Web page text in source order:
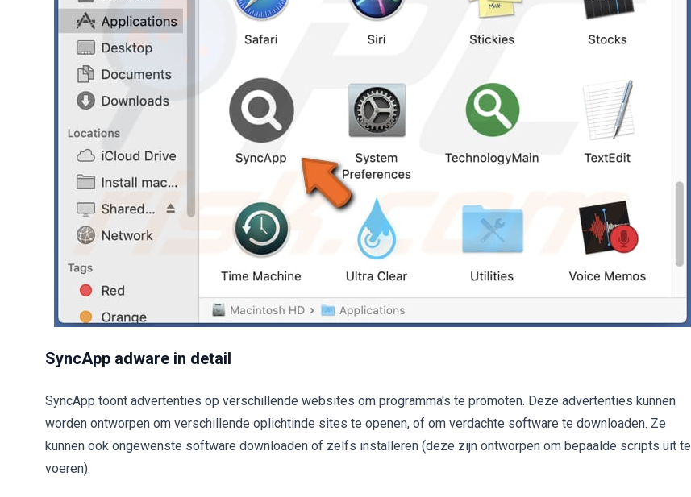
SyncApp adware in detail
SyncApp toont advertenties op verschillende websites om programma's te promoten. Deze advertenties kunnen
worden ontworpen om verschillende oplichtinde sites te openen, of om verdachte software te downloaden. Ze
kunnen ook ongewenste software downloaden of zelfs installeren (deze zijn ontworpen om bepaalde scripts uit te
voeren).